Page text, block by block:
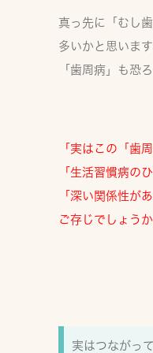
真っ先に「むし
多いかと思います
「歯周病」も恐
「実はこの 「歯
「生活習慣病の
「深い関係性が
ご存じでしょうか
実はつながっ